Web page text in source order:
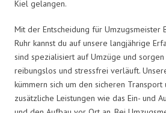
Kiel gelangen.
Mit der Entscheidung für Umzugsmeister
Ruhr kannst du auf unsere langjährige
sind spezialisiert auf Umzüge und
reibungslos und stressfrei verläuft.
kümmern sich um den sicheren
zusätzliche Leistungen wie das Ein- und